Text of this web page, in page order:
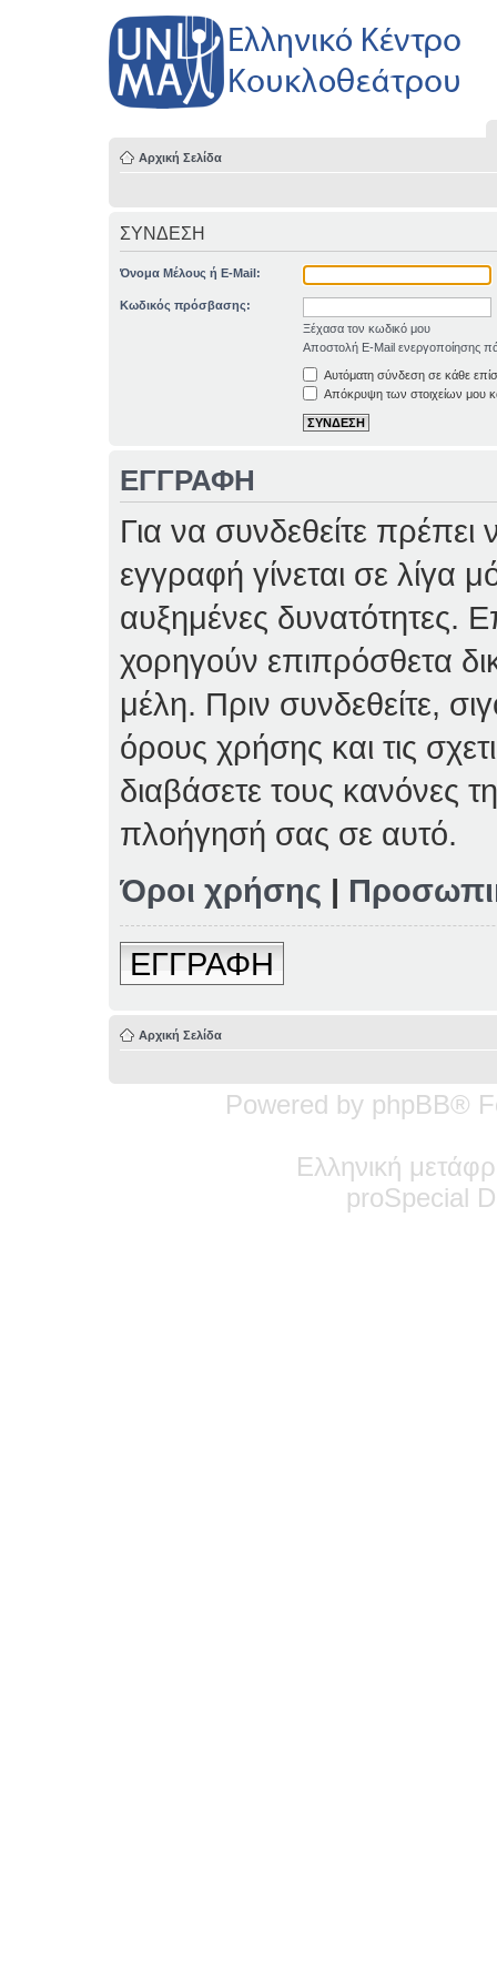
Αρχική Σελίδα
ΣΥΝΔΕΣΗ
Όνομα Μέλους ή E-Mail:
Κωδικός πρόσβασης:
Ξέχασα τον κωδικό μου
Αποστολή E-Mail ενεργοποίησης
Αυτόματη σύνδεση σε κάθε
Απόκρυψη των στοιχείων μου
ΕΓΓΡΑΦΗ
Για να συνδεθείτε
εγγραφή γίνεται σε λίγα
αυξημένες δυνατότητες.
χορηγούν επιπρόσθετα
μέλη. Πριν συνδεθείτε,
όρους χρήσης και τις
διαβάσετε τους κανόνες
πλοήγησή σας σε αυτό.
Όροι χρήσης |
ΕΓΓΡΑΦΗ
Αρχική Σελίδα
Powered by phpBB®
Ελληνική
proSpecial